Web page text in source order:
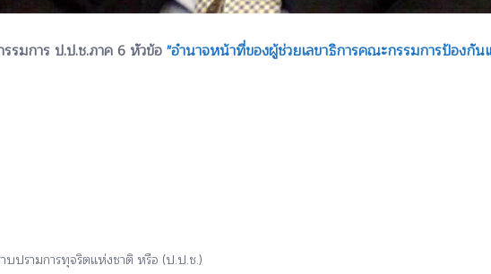
รมการ ป.ป.ช.ภาค 6 หัวข้อ"อำนาจหน้าที่ของผู้ช่วยเลขาธิการคณะกรรมการป้องกั
ปรามการทุจริตแห่งชาติ หรือ (ป.ป.ช.)